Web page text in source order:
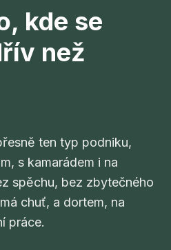
kde se
než
ten typ podniku,
s kamarádem i na
spěchu, bez zbytečného
chuť, a dortem, na
práce.